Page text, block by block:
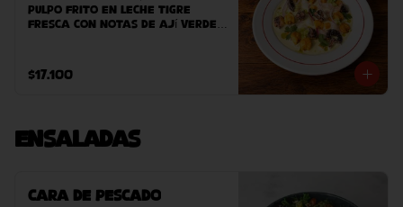
pulpo frito en leche tigre
fresca con notas de ají verde,
y clorofila de perejil.
terminado con maíz peruano
$17.100
Ensaladas
Cara de Pescado